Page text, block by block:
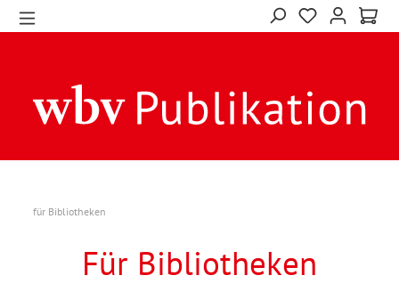
für Bibliotheken
Für Bibliotheken